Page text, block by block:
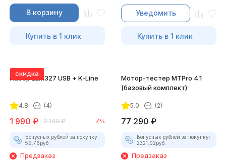
В корзину
Купить в 1 клик
Уведомить
Купить в 1 клик
скидка
Набор ELM327 USB + K-Line
4.8 (4)
1 990 ₽ 2 140 ₽ -7%
Бонусных рублей за покупку:
59.76руб.
Предзаказ
Мотор-тестер MTPro 4.1
(базовый комплект)
5.0 (2)
77 290 ₽
Бонусных рублей за покупку:
2321.02руб.
Предзаказ